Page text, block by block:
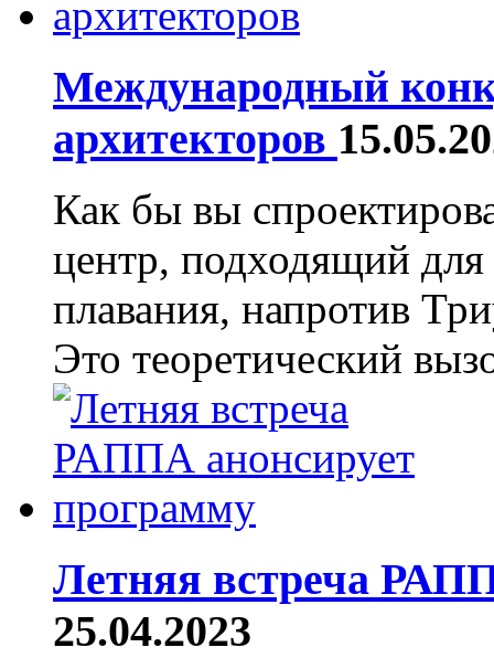
Международный
архитекторов
Как бы вы
центр, подходящий
плавания, напротив
Это теоретический
Летняя встреча
25.04.2023